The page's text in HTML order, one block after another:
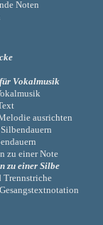
Noten
Vokalmusik
ausrichten
zu einer Note
zu einer Silbe